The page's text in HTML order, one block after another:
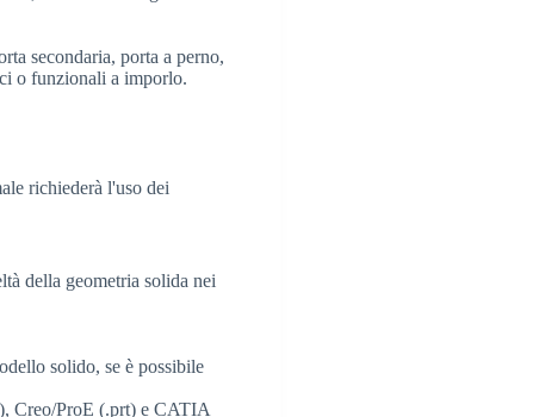
secondaria, porta a perno,
o funzionali a imporlo.
richiederà l'uso dei
della geometria solida nei
solido, se è possibile
Creo/ProE (.prt) e CATIA